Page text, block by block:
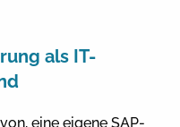
als IT-
eine eigene SAP-